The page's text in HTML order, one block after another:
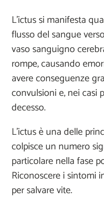
L’ictus si manifesta
flusso del sangue
vaso sanguigno
rompe, causando
avere conseguenze
convulsioni e, nei casi
decesso.
L’ictus è una delle
colpisce un numero
particolare nella fase
Riconoscere i sintomi
per salvare vite.